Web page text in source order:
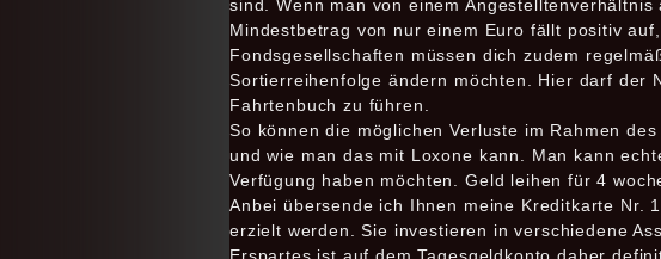
sind. Wenn man von einem
Mindestbetrag von nur einem Euro fällt positiv
Fondsgesellschaften müssen dich zudem
Sortierreihenfolge ändern möchten. Hier darf der
Fahrtenbuch zu führen.
So können die möglichen Verluste im Rahmen
und wie man das mit Loxone kann. Man kann
Verfügung haben möchten. Geld leihen für 4
Anbei übersende ich Ihnen meine Kreditkarte Nr.
erzielt werden. Sie investieren in verschiedene